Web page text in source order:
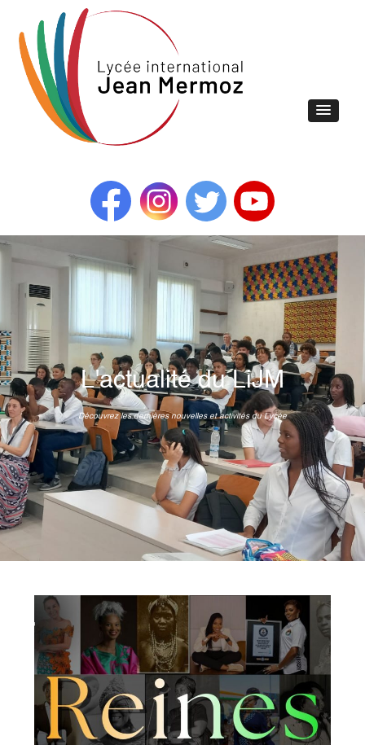
L'actualité du LiJM
Découvrez les dernières nouvelles et activités du Lycée